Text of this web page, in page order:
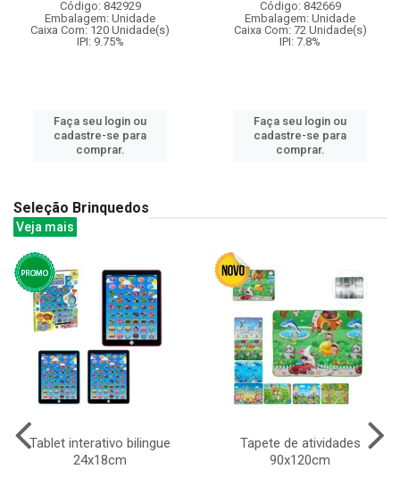
Código: 842929
Embalagem: Unidade
Caixa Com: 120 Unidade(s)
IPI: 9.75%
Faça seu login ou
cadastre-se para
comprar.
Código: 842669
Embalagem: Unidade
Caixa Com: 72 Unidade(s)
IPI: 7.8%
Faça seu login ou
cadastre-se para
comprar.
Seleção Brinquedos
Veja mais
Tablet interativo bilingue
24x18cm
Tapete de atividades
90x120cm